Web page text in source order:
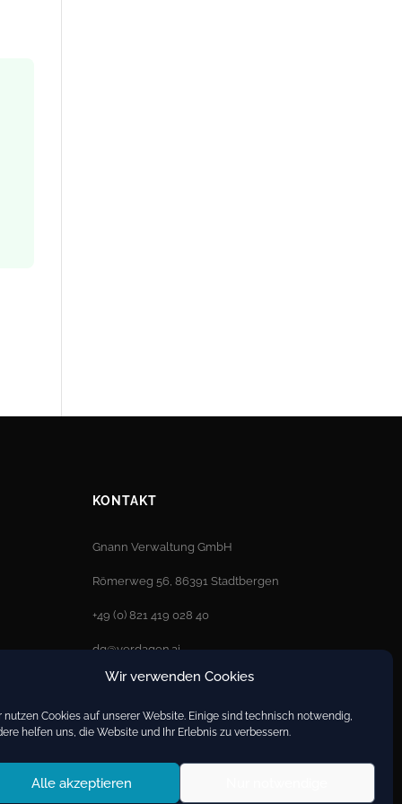
Wir verwenden Cookies
nutzen Cookies auf unserer Website. Einige sind technisch notwendig,
helfen uns, die Website und Ihr Erlebnis zu verbessern.
Alle akzeptieren
KONTAKT
Gnann Verwaltung GmbH
Römerweg 56, 86391 Stadtbergen
+49 (0) 821 419 028 40
dg@verdagen.ai